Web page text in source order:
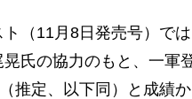
（11月8日発売号）で
氏の協力のもと、一軍
推定、以下同）と成績